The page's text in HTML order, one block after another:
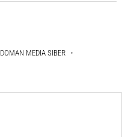
MEDIA SIBER